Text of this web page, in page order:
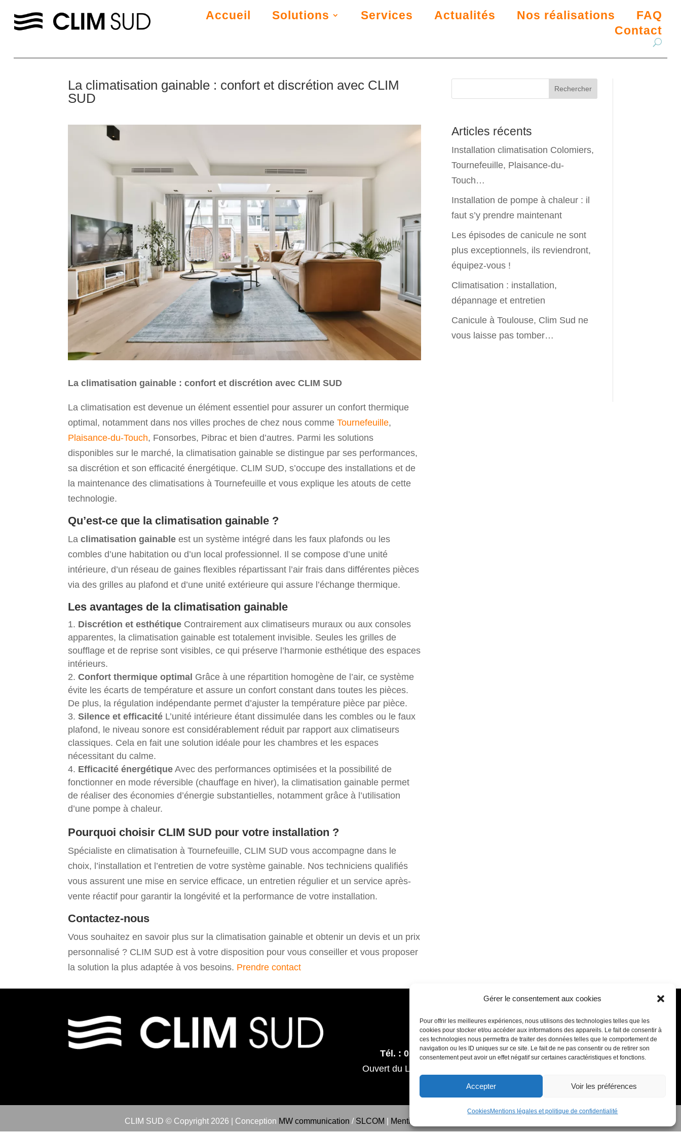
Gérer le consentement aux cookies
Pour offrir les meilleures expériences, nous utilisons des technologies telles que les
cookies pour stocker et/ou accéder aux informations des appareils. Le fait de consentir à
ces technologies nous permettra de traiter des données telles que le comportement de
navigation ou les ID uniques sur ce site. Le fait de ne pas consentir ou de retirer son
consentement peut avoir un effet négatif sur certaines caractéristiques et fonctions.
Accepter Voir les préférences
CookiesMentions légales et politique de confidentialité
Accueil Solutions Services Actualités Nos réalisations
FAQ
Contact
La climatisation gainable : confort et discrétion avec CLIM
SUD
La climatisation gainable : confort et discrétion avec CLIM SUD
La climatisation est devenue un élément essentiel pour assurer un confort thermique
optimal, notamment dans nos villes proches de chez nous commeTournefeuille,
Plaisance-du-Touch, Fonsorbes, Pibrac et bien d’autres. Parmi les solutions
disponibles sur le marché, la climatisation gainable se distingue par ses performances,
sa discrétion et son efficacité énergétique. CLIM SUD, s’occupe des installations et de
la maintenance des climatisations à Tournefeuille et vous explique les atouts de cette
technologie.
Qu’est-ce que la climatisation gainable ?
Laclimatisation gainable est un système intégré dans les faux plafonds ou les
combles d’une habitation ou d’un local professionnel. Il se compose d’une unité
intérieure, d’un réseau de gaines flexibles répartissant l’air frais dans différentes pièces
via des grilles au plafond et d’une unité extérieure qui assure l’échange thermique.
Les avantages de la climatisation gainable
Discrétion et esthétique Contrairement aux climatiseurs muraux ou aux consoles
apparentes, la climatisation gainable est totalement invisible. Seules les grilles de
soufflage et de reprise sont visibles, ce qui préserve l’harmonie esthétique des espaces
intérieurs.
Confort thermique optimal Grâce à une répartition homogène de l’air, ce système
évite les écarts de température et assure un confort constant dans toutes les pièces.
De plus, la régulation indépendante permet d’ajuster la température pièce par pièce.
Silence et efficacité L’unité intérieure étant dissimulée dans les combles ou le faux
plafond, le niveau sonore est considérablement réduit par rapport aux climatiseurs
classiques. Cela en fait une solution idéale pour les chambres et les espaces
nécessitant du calme.
Efficacité énergétique Avec des performances optimisées et la possibilité de
fonctionner en mode réversible (chauffage en hiver), la climatisation gainable permet
de réaliser des économies d’énergie substantielles, notamment grâce à l’utilisation
d’une pompe à chaleur.
Pourquoi choisir CLIM SUD pour votre installation ?
Spécialiste en climatisation à Tournefeuille, CLIM SUD vous accompagne dans le
choix, l’installation et l’entretien de votre système gainable. Nos techniciens qualifiés
vous assurent une mise en service efficace, un entretien régulier et un service après-
vente réactif pour garantir la longévité et la performance de votre installation.
Contactez-nous
Vous souhaitez en savoir plus sur la climatisation gainable et obtenir un devis et un prix
personnalisé ? CLIM SUD est à votre disposition pour vous conseiller et vous proposer
la solution la plus adaptée à vos besoins. Prendre contact
Rechercher
Articles récents
Installation climatisation Colomiers,
Tournefeuille, Plaisance-du-
Touch…
Installation de pompe à chaleur : il
faut s’y prendre maintenant
Les épisodes de canicule ne sont
plus exceptionnels, ils reviendront,
équipez-vous !
Climatisation : installation,
dépannage et entretien
Canicule à Toulouse, Clim Sud ne
vous laisse pas tomber…
31170 Tournefeuille
Tél. : 05 61 73 97 11 – Mail : contact@clim-sud.fr
Ouvert du Lundi au vendredi de 8h30 à 12h30 et de 14h00 à
17h30
CLIM SUD © Copyright 2026 | Conception MW communication / SLCOM Mentions légales et politique de confidentialité